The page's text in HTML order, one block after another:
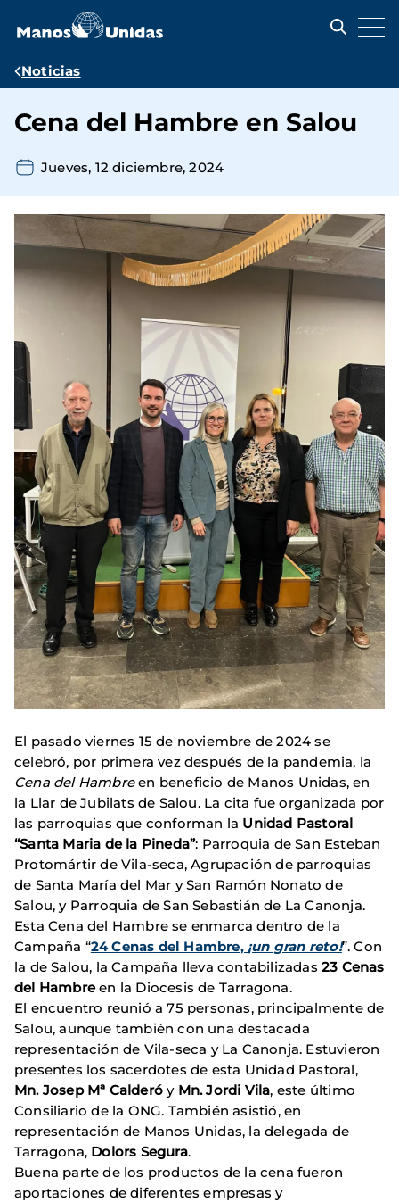
contenido
Ruta
navegación
Noticias
Cena del Hambre en Salou
Jueves, 12 diciembre, 2024
El pasado viernes 15 de noviembre de 2024 se
celebró, por primera vez después de la pandemia, la
Cena del Hambreen beneficio de Manos Unidas, en
la Llar de Jubilats de Salou. La cita fue organizada por
las parroquias que conforman la Unidad Pastoral
“Santa Maria de la Pineda”: Parroquia de San Esteban
Protomártir de Vila-seca, Agrupación de parroquias
de Santa María del Mar y San Ramón Nonato de
Salou, y Parroquia de San Sebastián de La Canonja.
Esta Cena del Hambre se enmarca dentro de la
Campaña “24 Cenas del Hambre, ¡un gran reto!”. Con
la de Salou, la Campaña lleva contabilizadas23 Cenas
del Hambreen la Diocesis de Tarragona.
El encuentro reunió a 75 personas, principalmente de
Salou, aunque también con una destacada
representación de Vila-seca y La Canonja. Estuvieron
presentes los sacerdotes de esta Unidad Pastoral,
Mn. Josep Mª Calderó y Mn. Jordi Vila, este último
Consiliario de la ONG. También asistió, en
representación de Manos Unidas, la delegada de
Tarragona, Dolors Segura.
Buena parte de los productos de la cena fueron
aportaciones de diferentes empresas y